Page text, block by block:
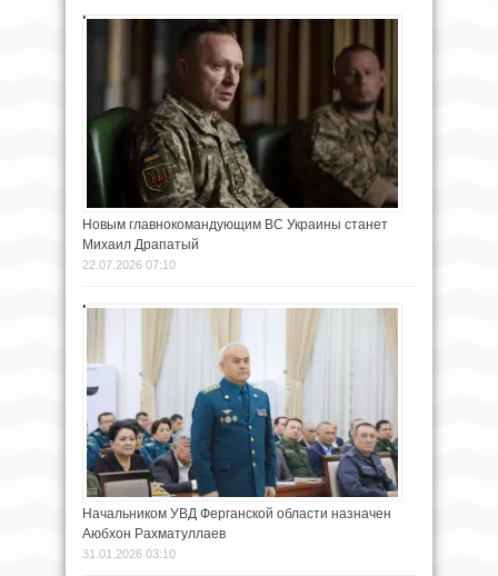
Новым главнокомандующим ВС Украины станет
Михаил Драпатый
22.07.2026 07:10
Начальником УВД Ферганской области назначен
Аюбхон Рахматуллаев
31.01.2026 03:10